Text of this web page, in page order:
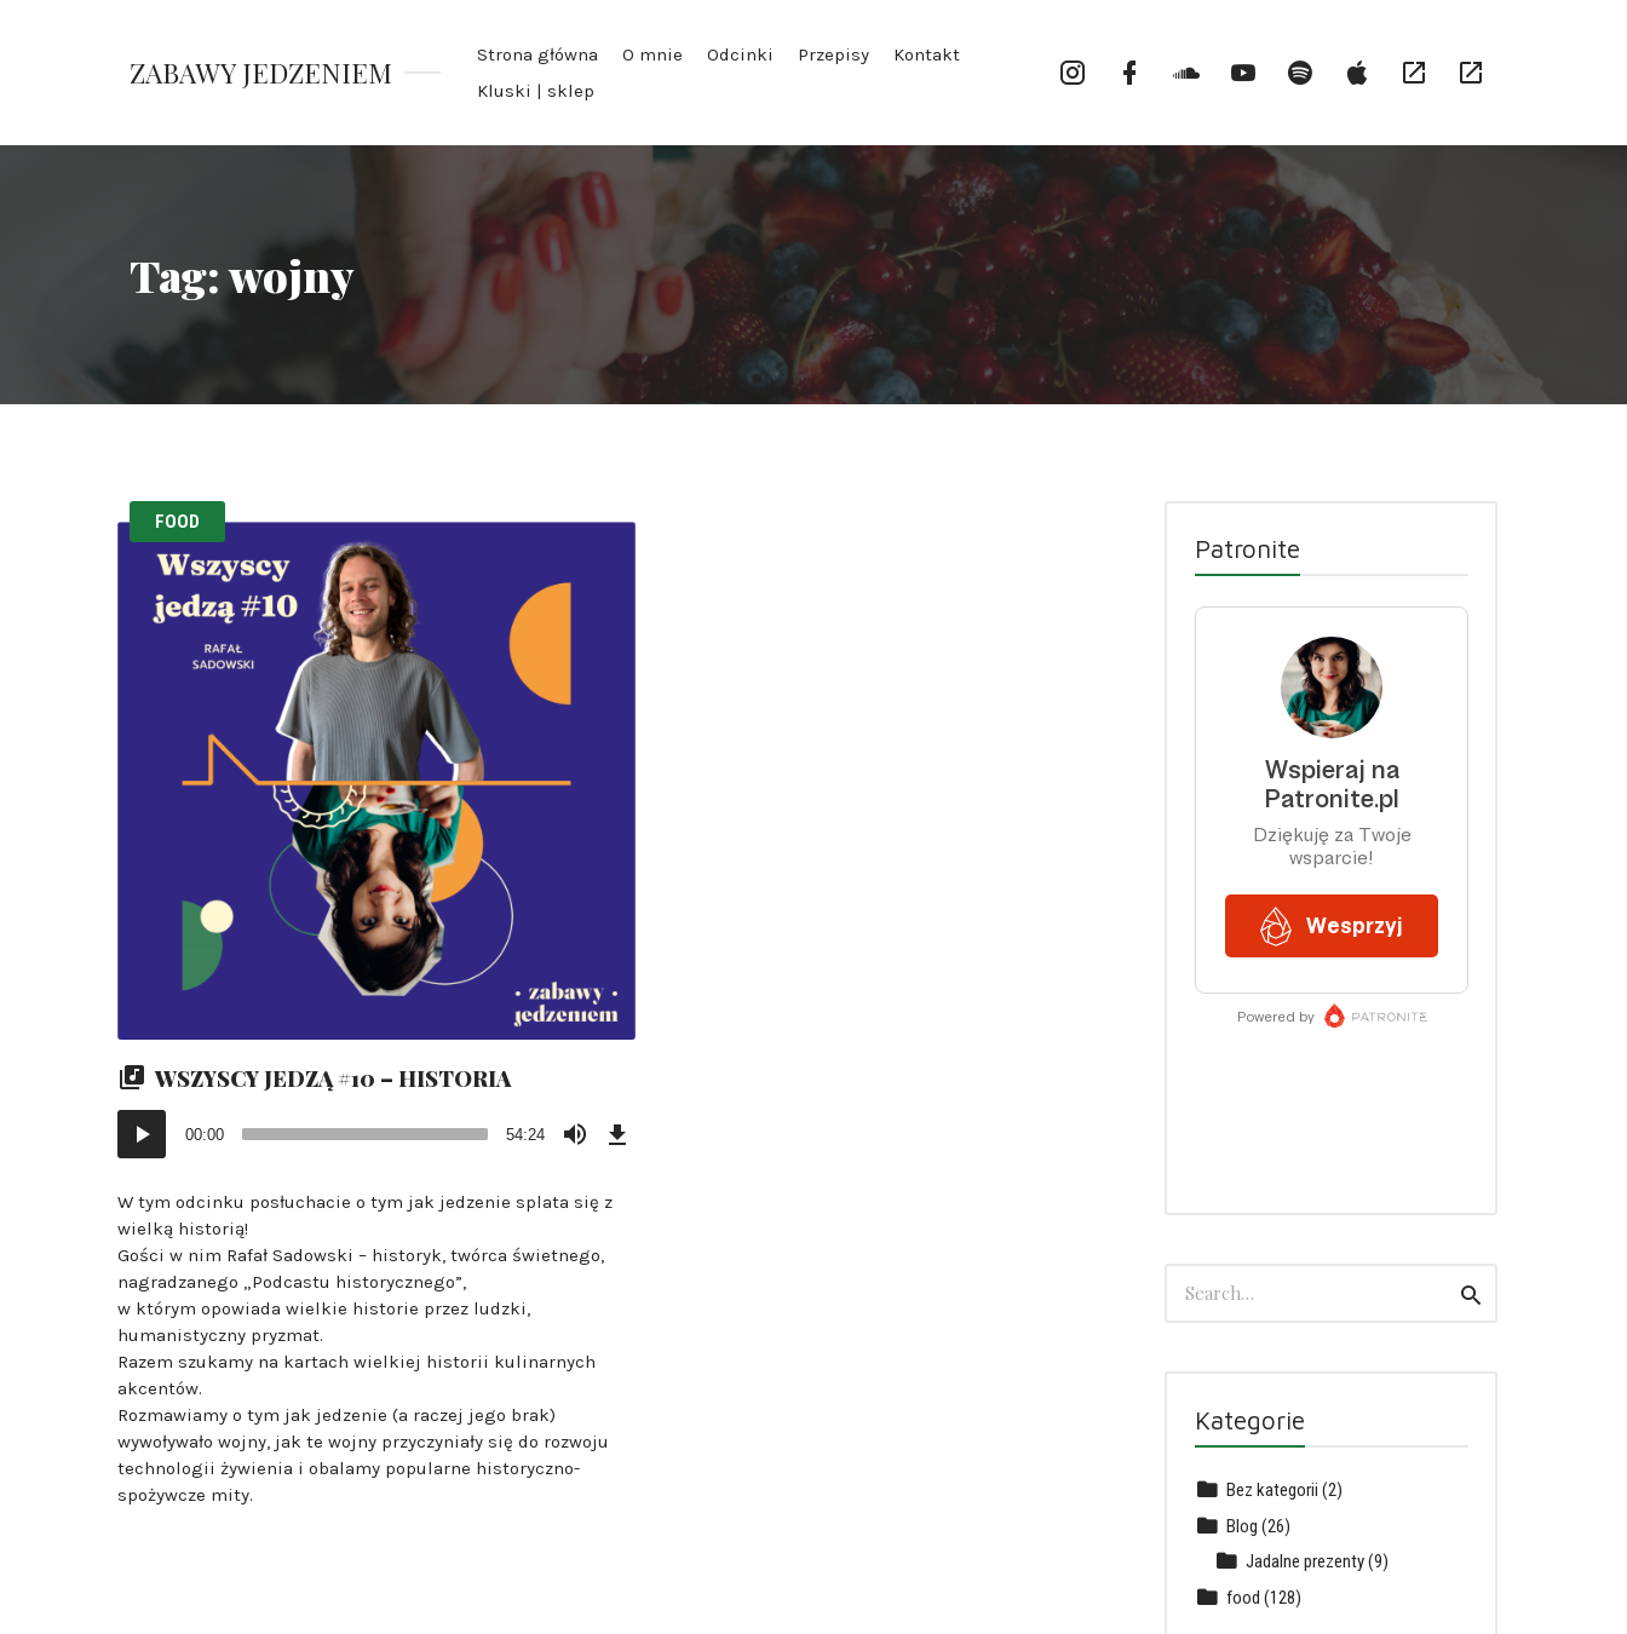
ZABAWY JEDZENIEM Strona główna O mnie Odcinki Przepisy
Kontakt
Kluski | sklep
InstargramFacebook
Profile
Soundcloud
YouTube
Channel
Spotify itunes
Tag:wojny
FOOD
WSZYSCY JEDZĄ #10 – HISTORIA
Odtwarzacz
plików
00:00 54:24
W tym odcinku posłuchacie o tym jak jedzenie splata się z
wielką historią!
Gości w nim Rafał Sadowski – historyk, twórca świetnego,
nagradzanego „Podcastu historycznego”,
w którym opowiada wielkie historie przez ludzki,
humanistyczny pryzmat.
Razem szukamy na kartach wielkiej historii kulinarnych
akcentów.
Rozmawiamy o tym jak jedzenie (a raczej jego brak)
wywoływało wojny, jak te wojny przyczyniały się do rozwoju
technologii żywienia i obalamy popularne historyczno-
spożywcze mity.
Patronite
for:
Search
Kategorie
Bez kategorii (2)
Blog (26)
Jadalne prezenty(9)
food (128)